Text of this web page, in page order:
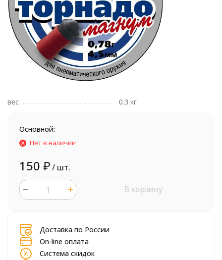
вес 0.3 кг
Основной:
Нет в наличии
150 ₽/ шт.
В корзину
Доставка по России
On-line оплата
Система скидок